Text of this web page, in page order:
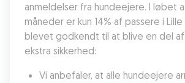
anmeldelser fra hundeejere. I løbet
måneder er kun 14% af passere i
blevet godkendt til at blive en del af
ekstra sikkerhed:
Vi anbefaler, at alle hundeejere